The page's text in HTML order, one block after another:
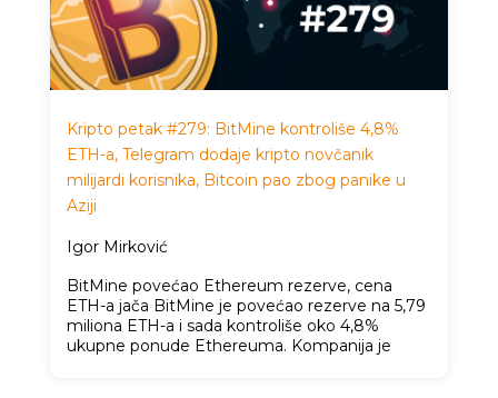
Kripto petak #279: BitMine kontroliše 4,8%
ETH-a, Telegram dodaje kripto novčanik
milijardi korisnika, Bitcoin pao zbog panike u
Aziji
Igor Mirković
BitMine povećao Ethereum rezerve, cena
ETH-a jača BitMine je povećao rezerve na 5,79
miliona ETH-a i sada kontroliše oko 4,8%
ukupne ponude Ethereuma. Kompanija je